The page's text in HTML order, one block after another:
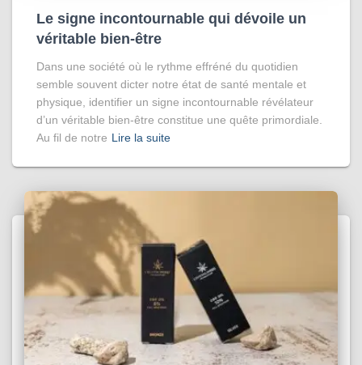
Le signe incontournable qui dévoile un
véritable bien-être
Dans une société où le rythme effréné du quotidien
semble souvent dicter notre état de santé mentale et
physique, identifier un signe incontournable révélateur
d’un véritable bien-être constitue une quête primordiale.
Au fil de notre Lire la suite